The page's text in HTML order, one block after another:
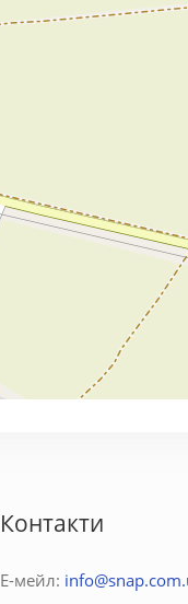
Контакти
Е-мейл: